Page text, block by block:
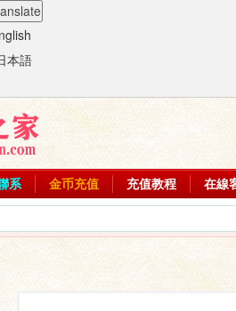
本語
系 金币充值 充值教程 在線